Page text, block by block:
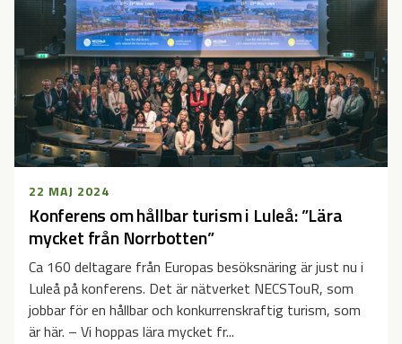
Konferens om hållbar turism i Luleå: ”Lära
mycket från Norrbotten”
22 MAJ 2024
Ca 160 deltagare från Europas besöksnäring är just nu i
Luleå på konferens. Det är nätverket NECSTouR, som
jobbar för en hållbar och konkurrenskraftig turism, som
är här. – Vi hoppas lära mycket fr...